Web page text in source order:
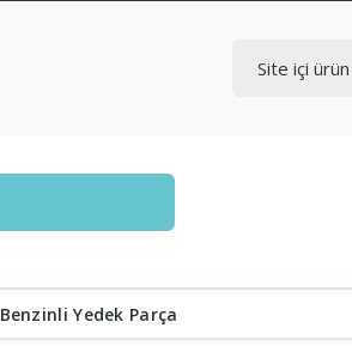
Benzinli Yedek Parça